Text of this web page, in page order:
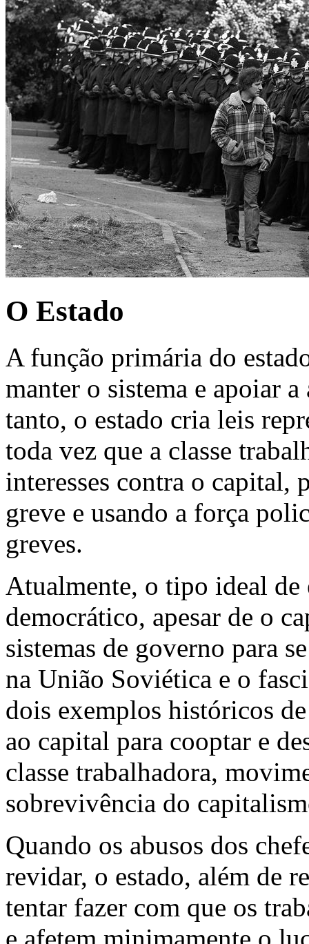
O Estado
A função primária do
manter o sistema e apoiar
tanto, o estado cria leis
toda vez que a classe
interesses contra o
greve e usando a força
greves.
Atualmente, o tipo ideal
democrático, apesar de o
sistemas de governo para
na União Soviética e o
dois exemplos históricos
ao capital para cooptar e
classe trabalhadora,
sobrevivência do
Quando os abusos dos
revidar, o estado, além de
tentar fazer com que os
e afetem minimamente o